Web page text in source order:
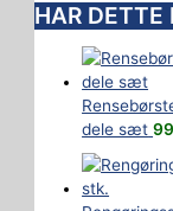
HAR DETTE
dele sæt